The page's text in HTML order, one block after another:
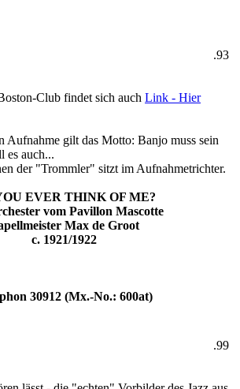
.93
Club findet sich auch Link - Hier
Aufnahme gilt das Motto: Banjo muss sein
es auch...
der "Trommler" sitzt im Aufnahmetrichter.
EVER THINK OF ME?
vom Pavillon Mascotte
Max de Groot
c. 1921/1922
30912 (Mx.-No.: 600at)
.99